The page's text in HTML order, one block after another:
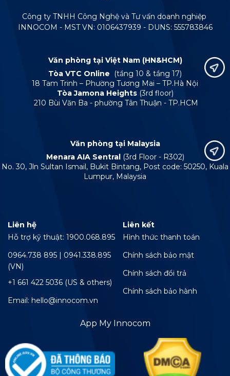
Công ty TNHH Công Nghệ và Tư vấn doanh nghiệp
INNOCOM - MST VN: 0106437939 - DUNS: 555783846
Văn phòng tại Việt Nam (HN&HCM)
Tòa VTC Online
(tầng 10 & tầng 17)
18 Tam Trinh – Phường Tương Mai – TP.Hà Nội
Tòa Jamona Heights (3rd floor)
210 Bùi Văn Ba - phường Tân Thuận - TP.HCM
Văn phòng tại Malaysia
Menara AIA Sentral (3rd Floor - R302)
No. 30, Jln Sultan Ismail, Bukit Bintang, Post code: 50250, Kuala
Lumpur, Malaysia
Liên hệ
Hỗ trợ kỹ thuật: 1900.068.895
0964.738 895 | 0941.338.895
(VN)
+1 661 422 5036 (US & others)
Email: hello@innocom.vn
Liên kết
Hình thức thanh toán
Chính sách bảo mật
Chính sách đổi trả
Chính sách bảo hành
App My Innocom